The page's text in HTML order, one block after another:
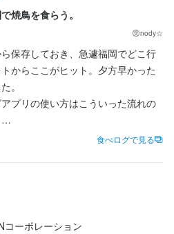
焼鳥を食らう。
nody☆
保存しておき、急遽福岡でどこ行
からここがヒット。夕方早かった
。
プリの使い方はこういった流れの
洒落で落ち着いた店内の印象。接
食べログで見る
コーポレーション
したい方
方
方
方
て働きたい方